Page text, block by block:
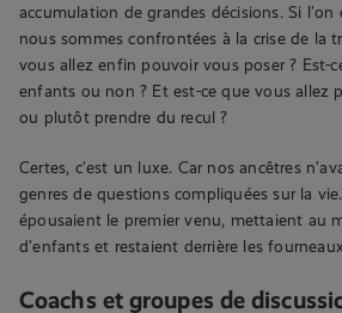
accumulation de grandes décisions. Si l’on
nous sommes confrontées à la crise de la
vous allez enfin pouvoir vous poser ? Est-
enfants ou non ? Et est-ce que vous allez
ou plutôt prendre du recul ?
Certes, c’est un luxe. Car nos ancêtres
genres de questions compliquées sur la
épousaient le premier venu, mettaient au
d’enfants et restaient derrière les
Coachs et groupes de